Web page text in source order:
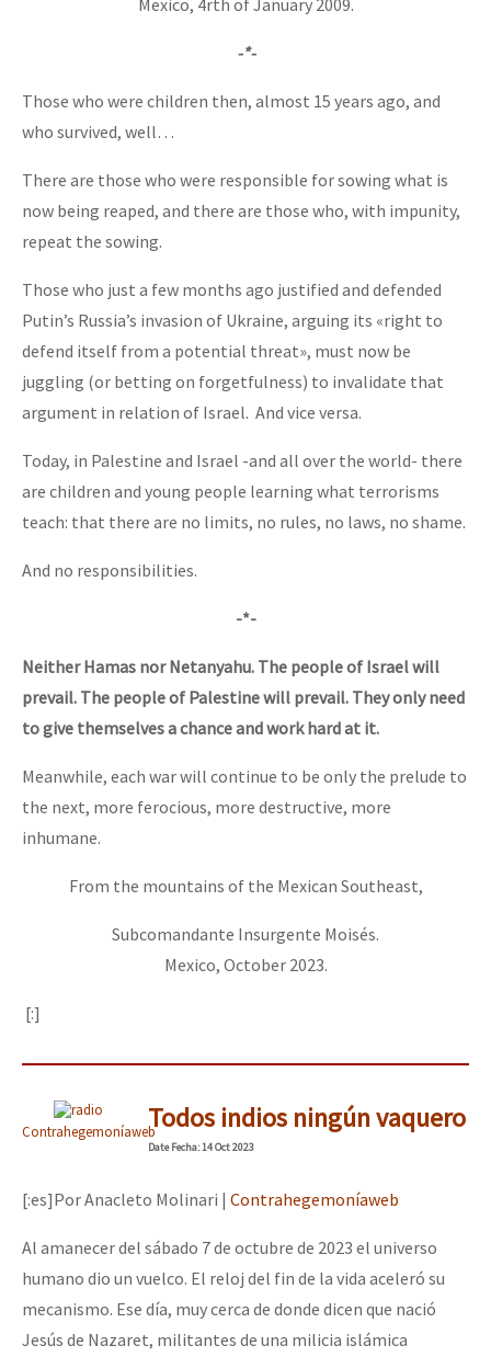
-*-
Those who were children then, almost 15 years ago, and
who survived, well…
There are those who were responsible for sowing what is
now being reaped, and there are those who, with impunity,
repeat the sowing.
Those who just a few months ago justified and defended
Putin’s Russia’s invasion of Ukraine, arguing its «right to
defend itself from a potential threat», must now be
juggling (or betting on forgetfulness) to invalidate that
argument in relation of Israel. And vice versa.
Today, in Palestine and Israel -and all over the world- there
are children and young people learning what terrorisms
teach: that there are no limits, no rules, no laws, no shame.
And no responsibilities.
-*-
Neither Hamas nor Netanyahu. The people of Israel will
prevail. The people of Palestine will prevail. They only need
to give themselves a chance and work hard at it.
Meanwhile, each war will continue to be only the prelude to
the next, more ferocious, more destructive, more
inhumane.
From the mountains of the Mexican Southeast,
Subcomandante Insurgente Moisés.
Mexico, October 2023.
[:]
ContrahegemoníawebTodos indios ningún vaquero
DateFecha: 14 Oct 2023
[:es]Por Anacleto Molinari | Contrahegemoníaweb
Al amanecer del sábado 7 de octubre de 2023 el universo
humano dio un vuelco. El reloj del fin de la vida aceleró su
mecanismo. Ese día, muy cerca de donde dicen que nació
Jesús de Nazaret, militantes de una milicia islámica